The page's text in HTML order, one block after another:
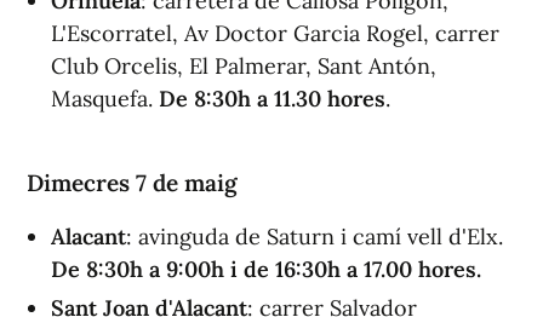
L'Escorratel, Av Doctor Garcia Rogel, carrer
Club Orcelis, El Palmerar, Sant Antón,
Masquefa. De 8:30h a 11.30 hores.
Dimecres 7 de maig
Alacant: avinguda de Saturn i camí vell d'Elx.
De 8:30h a 9:00h i de 16:30h a 17.00 hores.
Sant Joan d'Alacant: carrer Salvador